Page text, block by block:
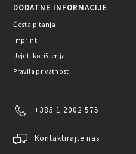
DODATNE INFORMACIJE
Česta pitanja
Imprint
Uvjeti korištenja
Pravila privatnosti
+385 1 2002 575
Kontaktirajte nas